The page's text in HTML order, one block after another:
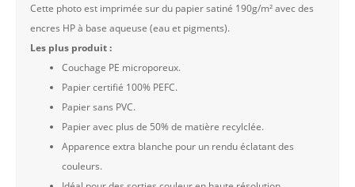
Cette photo est imprimée sur du papier satiné 190g/m² avec des
encres HP à base aqueuse (eau et pigments).
Les plus produit :
Couchage PE microporeux.
Papier certifié 100% PEFC.
Papier sans PVC.
Papier avec plus de 50% de matière recylclée.
Apparence extra blanche pour un rendu éclatant des
couleurs.